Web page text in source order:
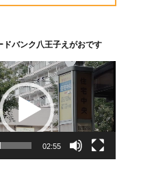
バンク八王子えがおです
02:55